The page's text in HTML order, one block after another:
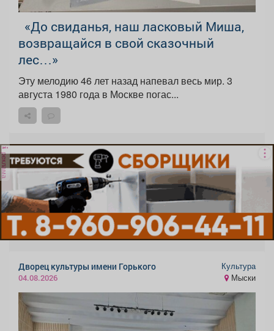
«До свиданья, наш ласковый Миша,
возвращайся в свой сказочный
лес…»
Эту мелодию 46 лет назад напевал весь мир. 3
августа 1980 года в Москве погас...
реклама
Дворец культуры имени Горького
04.08.2026
Культура
Мыски